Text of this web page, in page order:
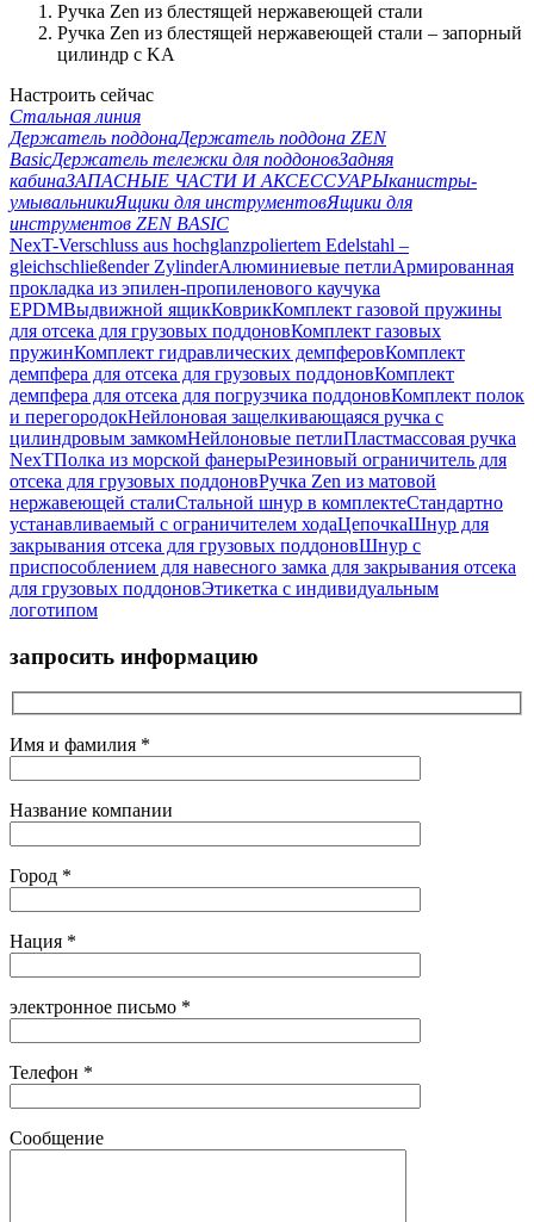
Ручка Zen из блестящей нержавеющей стали
Ручка Zen из блестящей нержавеющей стали – запорный
цилиндр с KA
Настроить сейчас
Стальная линия
Держатель поддонаДержатель поддона ZEN
BasicДержатель тележки для поддоновЗадняя
кабинаЗАПАСНЫЕ ЧАСТИ И АКСЕССУАРЫканистры-
умывальникиЯщики для инструментовЯщики для
инструментов ZEN BASIC
NexT-Verschluss aus hochglanzpoliertem Edelstahl –
gleichschließender ZylinderАлюминиевые петлиАрмированная
прокладка из эпилен-пропиленового каучука
EPDMВыдвижной ящикКоврикКомплект газовой пружины
для отсека для грузовых поддоновКомплект газовых
пружинКомплект гидравлических демпферовКомплект
демпфера для отсека для грузовых поддоновКомплект
демпфера для отсека для погрузчика поддоновКомплект полок
и перегородокНейлоновая защелкивающаяся ручка с
цилиндровым замкомНейлоновые петлиПластмассовая ручка
NexTПолка из морской фанерыРезиновый ограничитель для
отсека для грузовых поддоновРучка Zen из матовой
нержавеющей сталиСтальной шнур в комплектеСтандартно
устанавливаемый с ограничителем ходаЦепочкаШнур для
закрывания отсека для грузовых поддоновШнур с
приспособлением для навесного замка для закрывания отсека
для грузовых поддоновЭтикетка с индивидуальным
логотипом
запросить информацию
Имя и фамилия *
Название компании
Город *
Нация *
электронное письмо *
Телефон *
Сообщение